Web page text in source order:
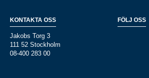
KONTAKTA OSS
Jakobs Torg 3
111 52 Stockholm
08-400 283 00
FÖLJ OSS